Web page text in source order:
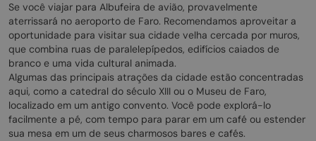
Se você viajar para Albufeira de avião, provavelmente
aterrissará no aeroporto de Faro. Recomendamos aproveitar a
oportunidade para visitar sua cidade velha cercada por muros,
que combina ruas de paralelepípedos, edifícios caiados de
branco e uma vida cultural animada.
Algumas das principais atrações da cidade estão concentradas
aqui, como a catedral do século XIII ou o Museu de Faro,
localizado em um antigo convento. Você pode explorá-lo
facilmente a pé, com tempo para parar em um café ou estender
sua mesa em um de seus charmosos bares e cafés.